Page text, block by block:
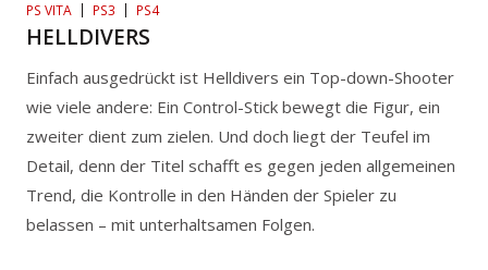
PS VITA PS3 PS4
HELLDIVERS
Einfach ausgedrückt ist Helldivers ein Top-down-Shooter
wie viele andere: Ein Control-Stick bewegt die Figur, ein
zweiter dient zum zielen. Und doch liegt der Teufel im
Detail, denn der Titel schafft es gegen jeden allgemeinen
Trend, die Kontrolle in den Händen der Spieler zu
belassen – mit unterhaltsamen Folgen.